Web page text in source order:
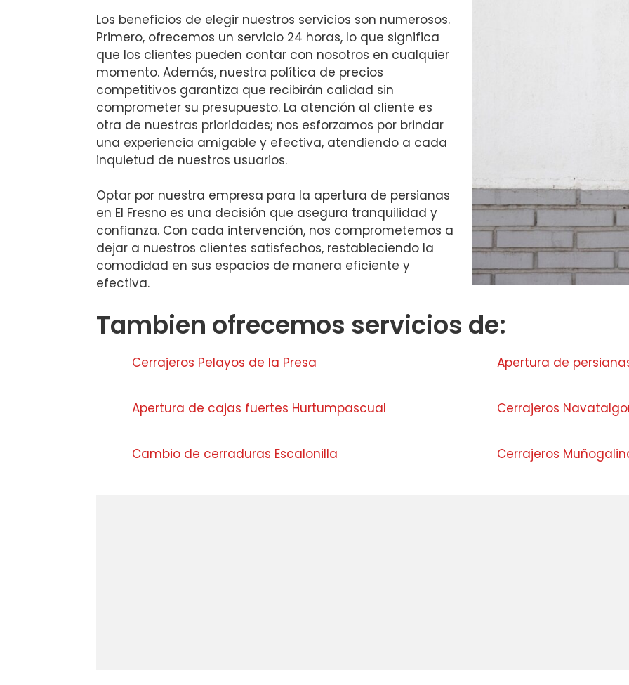
Los beneficios de elegir nuestros servicios son numerosos.
Primero, ofrecemos un servicio 24 horas, lo que significa
que los clientes pueden contar con nosotros en cualquier
momento. Además, nuestra política de precios
competitivos garantiza que recibirán calidad sin
comprometer su presupuesto. La atención al cliente es
otra de nuestras prioridades; nos esforzamos por brindar
una experiencia amigable y efectiva, atendiendo a cada
inquietud de nuestros usuarios.
Optar por nuestra empresa para la apertura de persianas
en El Fresno es una decisión que asegura tranquilidad y
confianza. Con cada intervención, nos comprometemos a
dejar a nuestros clientes satisfechos, restableciendo la
comodidad en sus espacios de manera eficiente y
efectiva.
Tambien ofrecemos servicios de:
Cerrajeros Pelayos de la Presa Apertura de
Apertura de cajas fuertes Hurtumpascual Cerrajeros
Cambio de cerraduras Escalonilla Cerrajeros